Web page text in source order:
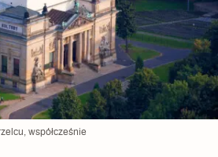
ma imię
Nie dla Wawelu
współcześnie